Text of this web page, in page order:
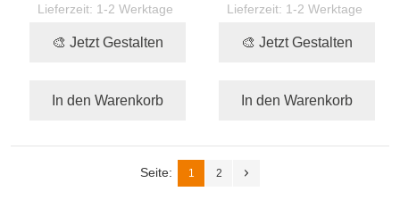
Lieferzeit: 1-2 Werktage
🎨 Jetzt Gestalten
In den Warenkorb
Lieferzeit: 1-2 Werktage
🎨 Jetzt Gestalten
In den Warenkorb
Seite: 1 2